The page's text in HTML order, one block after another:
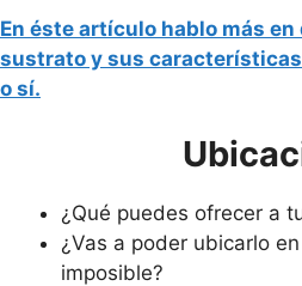
En éste artículo hablo más
sustrato y sus
o sí.
¿Qué puedes ofrecer a
¿Vas a poder ubicarlo
imposible?